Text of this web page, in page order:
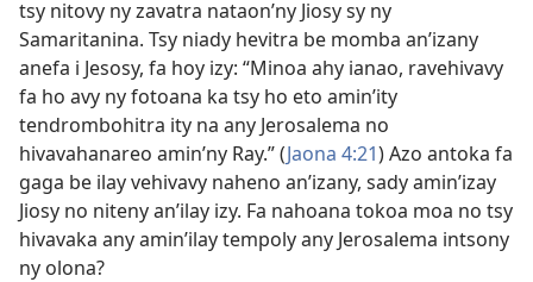
tsy nitovy ny zavatra nataon’ny Jiosy sy ny
Samaritanina. Tsy niady hevitra be momba an’izany
anefa i Jesosy, fa hoy izy: “Minoa ahy ianao, ravehivavy
fa ho avy ny fotoana ka tsy ho eto amin’ity
tendrombohitra ity na any Jerosalema no
hivavahanareo amin’ny Ray.” (Jaona 4:21) Azo antoka fa
gaga be ilay vehivavy naheno an’izany, sady amin’izay
Jiosy no niteny an’ilay izy. Fa nahoana tokoa moa no tsy
hivavaka any amin’ilay tempoly any Jerosalema intsony
ny olona?